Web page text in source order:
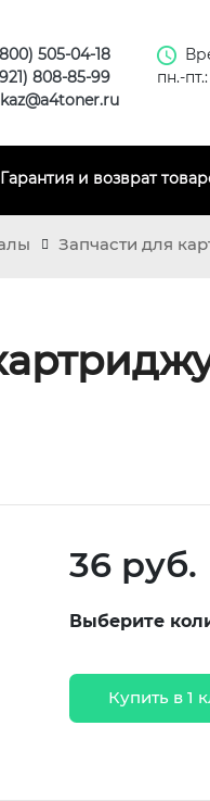
505-04-18
808-85-99
пн.-
Гарантия и возврат
Запчасти для
36 руб.
Выберите
Купить в 1